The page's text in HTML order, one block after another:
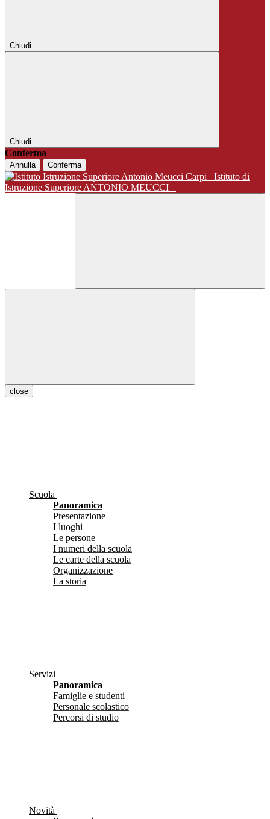
Chiudi
Chiudi
Conferma
Annulla Conferma
Istituto di
Istruzione Superiore ANTONIO MEUCCI
close
Scuola
Panoramica
Presentazione
I luoghi
Le persone
I numeri della scuola
Le carte della scuola
Organizzazione
La storia
Servizi
Panoramica
Famiglie e studenti
Personale scolastico
Percorsi di studio
Novità